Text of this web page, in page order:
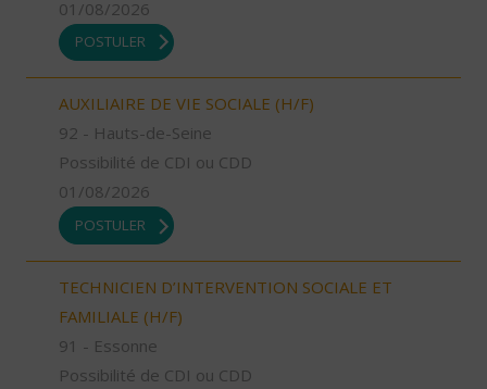
01/08/2026
POSTULER
AUXILIAIRE DE VIE SOCIALE (H/F)
92 - Hauts-de-Seine
Possibilité de CDI ou CDD
01/08/2026
POSTULER
TECHNICIEN D’INTERVENTION SOCIALE ET
FAMILIALE (H/F)
91 - Essonne
Possibilité de CDI ou CDD